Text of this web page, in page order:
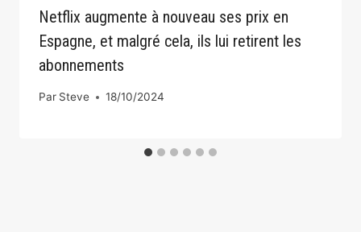
Netflix augmente à nouveau ses prix en
Espagne, et malgré cela, ils lui retirent les
abonnements
Par Steve 18/10/2024